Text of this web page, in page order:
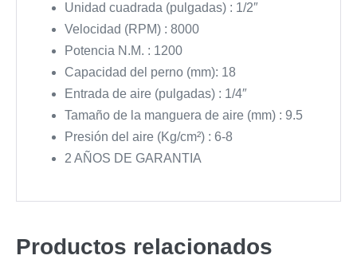
Unidad cuadrada (pulgadas) : 1/2″
Velocidad (RPM) : 8000
Potencia N.M. : 1200
Capacidad del perno (mm): 18
Entrada de aire (pulgadas) : 1/4″
Tamaño de la manguera de aire (mm) : 9.5
Presión del aire (Kg/cm²) : 6-8
2 AÑOS DE GARANTIA
Productos relacionados